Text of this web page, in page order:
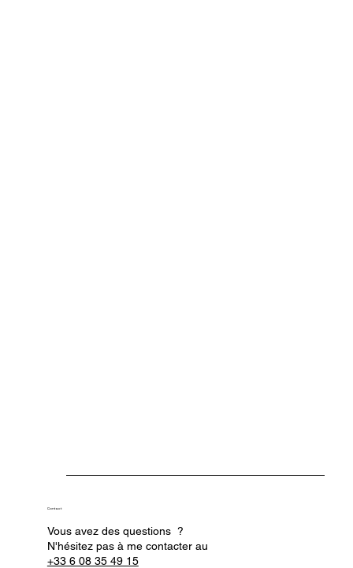
Contact
Vous avez des questions ?
N'hésitez pas à me contacter au
+33 6 08 35 49 15